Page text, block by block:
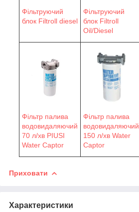
Фільтруючий
блок Filtroll diesel
Фільтруючий
блок Filtroll
Oil/Diesel
Фільтр палива
водовидаляючий
70 л/хв PIUSI
Water Сaptor
Фільтр палива
водовидаляючий
150 л/хв Water
Сaptor
Приховати
Характеристики